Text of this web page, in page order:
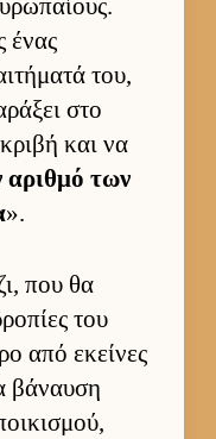
ένας
του,
στο
και να
αριθμό των
».
που θα
του
από εκεί­νες
βάναυση